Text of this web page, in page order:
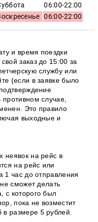
06:00-22:00
06:00-22:00
и время поездки
заказ до 15:00 за
службу или
(если в заявке было
случае,
Это правило
выходные и
неявок на рейс в
на рейс или
1 час до отправления
сможет делать
с которого был
пока не возместит
размере 5 рублей.